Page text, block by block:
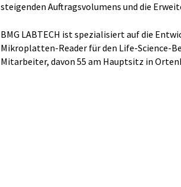
steigenden Auftragsvolumens und die
BMG LABTECH ist spezialisiert auf die
Mikroplatten-Reader für den Life-Science-
Mitarbeiter, davon 55 am Hauptsitz in